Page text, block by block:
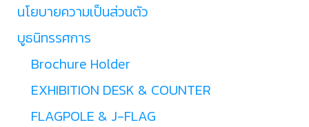
นโยบายความเป็นส่วนตัว
บูธนิทรรศการ
Brochure Holder
EXHIBITION DESK & COUNTER
FLAGPOLE & J-FLAG